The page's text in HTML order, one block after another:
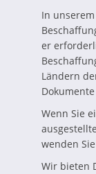
In
er
Ländern
Wenn Sie
wenden
Wir bieten